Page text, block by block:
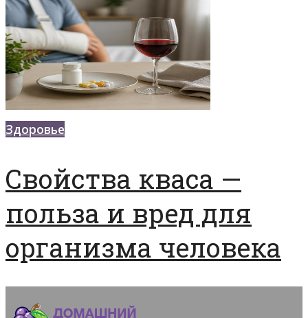
Здоровье
Свойства кваса —
польза и вред для
организма человека